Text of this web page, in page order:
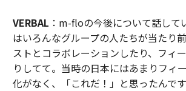
VERBAL ：m-floの今後について話して
はいろんなグループの人たちが当たり
ストとコラボレーションしたり、フィ
りしてて。当時の日本にはあまりフィ
化がなく、「これだ！」と思ったんです